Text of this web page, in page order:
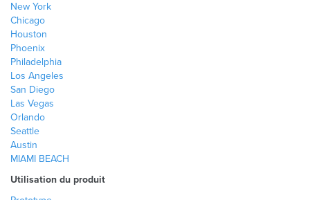
New York
Chicago
Houston
Phoenix
Philadelphia
Los Angeles
San Diego
Las Vegas
Orlando
Seattle
Austin
MIAMI BEACH
Utilisation du produit